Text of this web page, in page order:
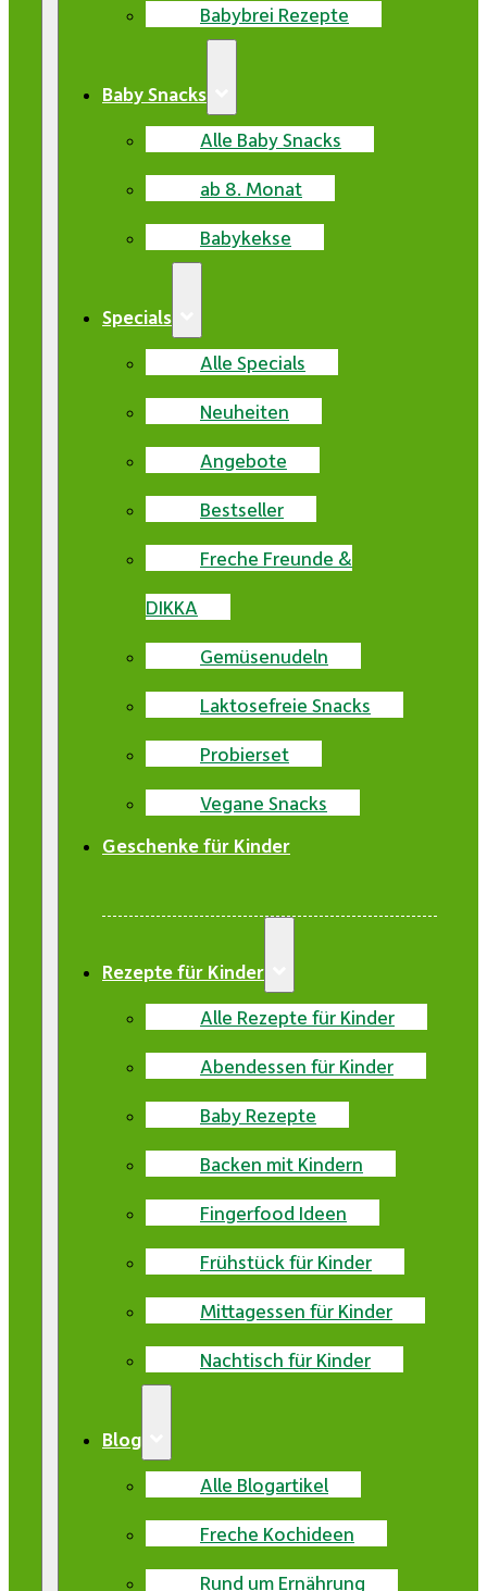
Babybrei Rezepte
Baby Snacks
Alle Baby Snacks
ab 8. Monat
Babykekse
Specials
Alle Specials
Neuheiten
Angebote
Bestseller
Freche Freunde &
DIKKA
Gemüsenudeln
Laktosefreie Snacks
Probierset
Vegane Snacks
Geschenke für Kinder
Rezepte für Kinder
Alle Rezepte für Kinder
Abendessen für Kinder
Baby Rezepte
Backen mit Kindern
Fingerfood Ideen
Frühstück für Kinder
Mittagessen für Kinder
Nachtisch für Kinder
Blog
Alle Blogartikel
Freche Kochideen
Rund um Ernährung